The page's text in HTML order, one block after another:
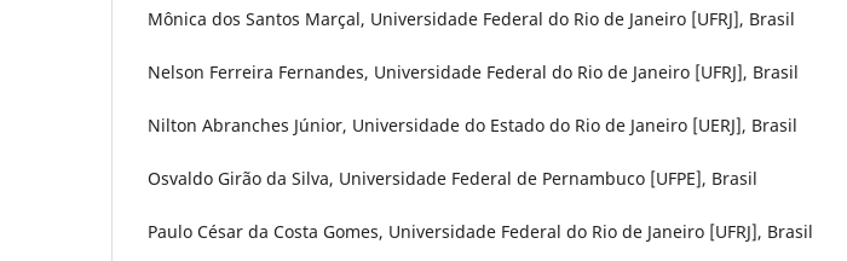
Mônica dos Santos Marçal, Universidade Federal do Rio de Janeiro [UFRJ], Brasil
Nelson Ferreira Fernandes, Universidade Federal do Rio de Janeiro [UFRJ], Brasil
Nilton Abranches Júnior, Universidade do Estado do Rio de Janeiro [UERJ], Brasil
Osvaldo Girão da Silva, Universidade Federal de Pernambuco [UFPE], Brasil
Paulo César da Costa Gomes, Universidade Federal do Rio de Janeiro [UFRJ], Brasil